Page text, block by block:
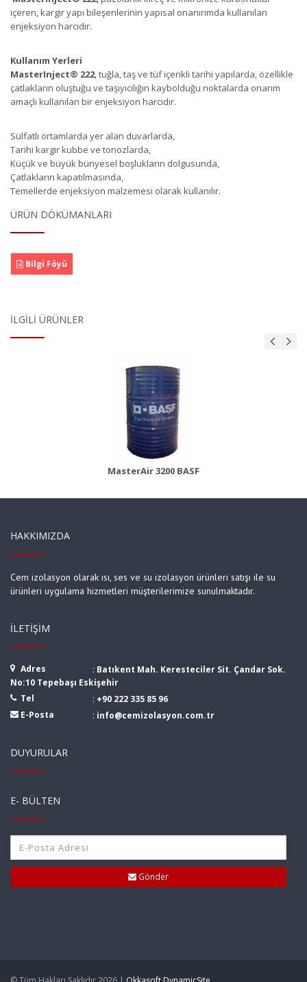
içeren, kargir yapı bileşenlerinin yapısal onanırımda kullanılan
enjeksiyon harcıdır.
Kullanım Yerleri
MasterInject® 222, tuğla, taş ve tüf içerikli tarihi yapılarda, özellikle
çatlakların oluştuğu ve taşıyıcılığın kaybolduğu noktalarda onarım
amaçlı kullanılan bir enjeksiyon harcıdır.
Sülfatlı ortamlarda yer alan duvarlarda,
Tarihi kargir kubbe ve tonozlarda,
Küçük ve büyük bünyesel boşlukların dolgusunda,
Çatlakların kapatılmasında,
Temellerde enjeksiyon malzemesi olarak kullanılır.
ÜRÜN DÖKÜMANLARI
Bilgi Föyü
İLGILI ÜRÜNLER
MasterAir 3200 BASF
MasterBrace ADH 1406 (Concresive)
Ürün Detayı
HAKKIMIZDA
Cem izolasyon olarak ısı, ses ve su izolasyon ürünleri satışı ile su
ürünleri uygulama hizmetleri müşterilerimize sunulmaktadır.
İLETIŞIM
Adres : Batıkent Mah. Keresteciler Sit. Çandar Sok.
No:10 Tepebaşı Eskişehir
Tel
: +90 222 335 85 96
E-Posta
: info@cemizolasyon.com.tr
DUYURULAR
E- BÜLTEN
Gönder